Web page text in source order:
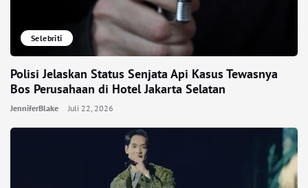
Selebriti
Polisi Jelaskan Status Senjata Api Kasus Tewasnya
Bos Perusahaan di Hotel Jakarta Selatan
JenniferBlake Juli 22, 2026